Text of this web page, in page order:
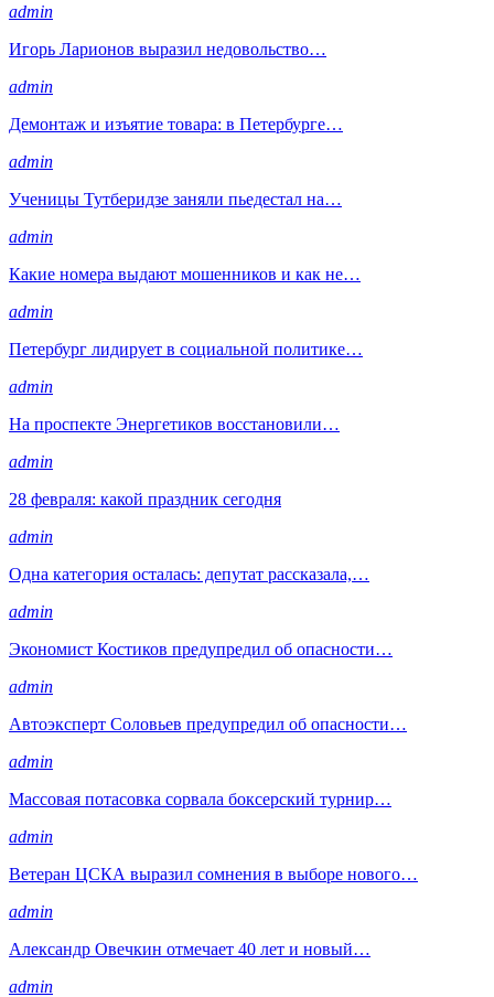
admin
Игорь Ларионов выразил недовольство…
admin
Демонтаж и изъятие товара: в Петербурге…
admin
Ученицы Тутберидзе заняли пьедестал на…
admin
Какие номера выдают мошенников и как не…
admin
Петербург лидирует в социальной политике…
admin
На проспекте Энергетиков восстановили…
admin
28 февраля: какой праздник сегодня
admin
Одна категория осталась: депутат рассказала,…
admin
Экономист Костиков предупредил об опасности…
admin
Автоэксперт Соловьев предупредил об опасности…
admin
Массовая потасовка сорвала боксерский турнир…
admin
Ветеран ЦСКА выразил сомнения в выборе нового…
admin
Александр Овечкин отмечает 40 лет и новый…
admin